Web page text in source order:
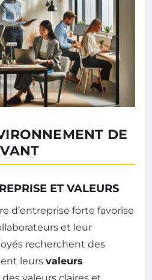
DE
ET VALEURS
d’entreprise forte favorise
et leur
recherchent des
leurs valeurs